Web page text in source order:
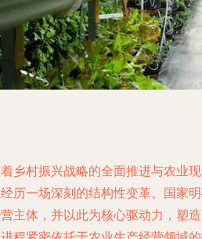
乡村振兴战略的全面推进与农业
历一场深刻的结构性变革。国家
主体 ，并以此为核心驱动力，塑